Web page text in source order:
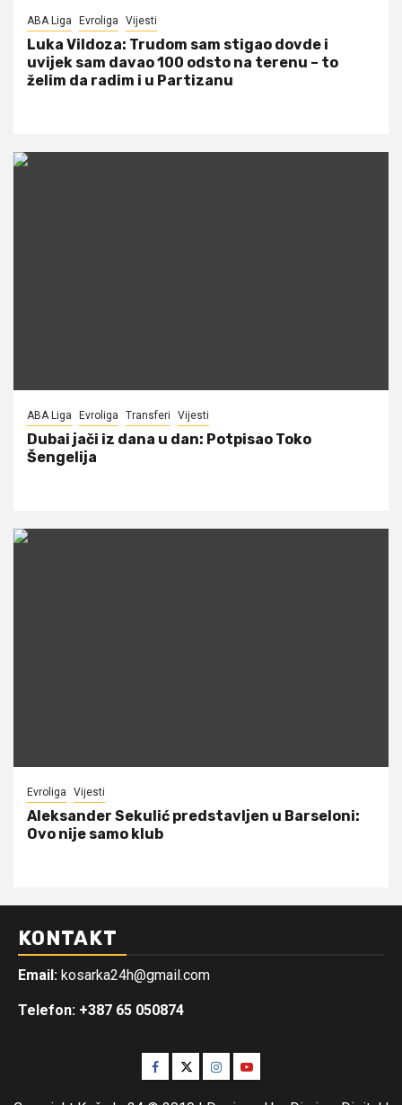
ABA Liga Evroliga Vijesti
Luka Vildoza: Trudom sam stigao dovde i
uvijek sam davao 100 odsto na terenu – to
želim da radim i u Partizanu
ABA Liga Evroliga Transferi Vijesti
Dubai jači iz dana u dan: Potpisao Toko
Šengelija
Evroliga Vijesti
Aleksander Sekulić predstavljen u Barseloni:
Ovo nije samo klub
KONTAKT
Email: kosarka24h@gmail.com
Telefon: +387 65 050874
Facebook
TwitterInstagram
Youtube